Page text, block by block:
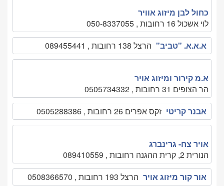
כחול לבן מיזוג אוויר
לוי אשכול 16 רחובות , 050-8337055
א.א.א. "טביב" הרצל 138 רחובות , 089455441
א.מ קירור ומיזוג אויר
הר הצופים 31 רחובות , 0505734332
אבנר קריטי זקס אפרים 26 רחובות , 0505288386
אויר צח- גרינברג
הנורית 2, קרית ההגנה רחובות , 089410559
אור קור מיזוג אויר הרצל 193 רחובות , 0508366570